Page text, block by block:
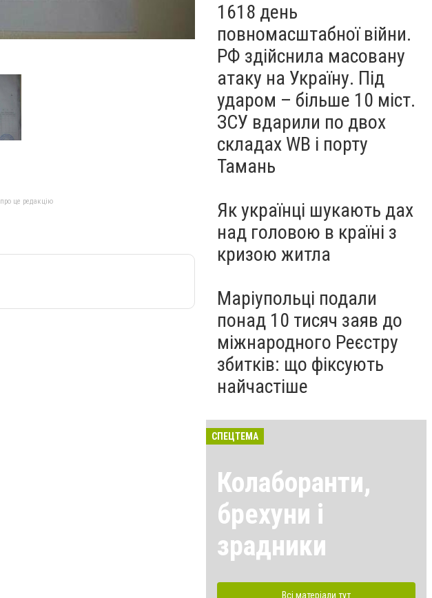
це редакцію
1618 день
повномасштабної війни.
РФ здійснила масовану
атаку на Україну. Під
ударом – більше 10 міст.
ЗСУ вдарили по двох
складах WB і порту
Тамань
Як українці шукають дах
над головою в країні з
кризою житла
Маріупольці подали
понад 10 тисяч заяв до
міжнародного Реєстру
збитків: що фіксують
найчастіше
СПЕЦТЕМА
Колаборанти,
брехуни і
зрадники
Всі матеріали тут